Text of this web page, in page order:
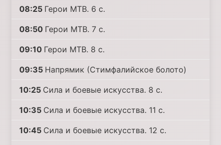
08:25 Герои MTB. 6 с.
08:50 Герои MTB. 7 с.
09:10 Герои MTB. 8 с.
09:35 Напрямик (Стимфалийское болото)
10:25 Сила и боевые искусства. 8 с.
10:35 Сила и боевые искусства. 11 с.
10:45 Сила и боевые искусства. 12 с.